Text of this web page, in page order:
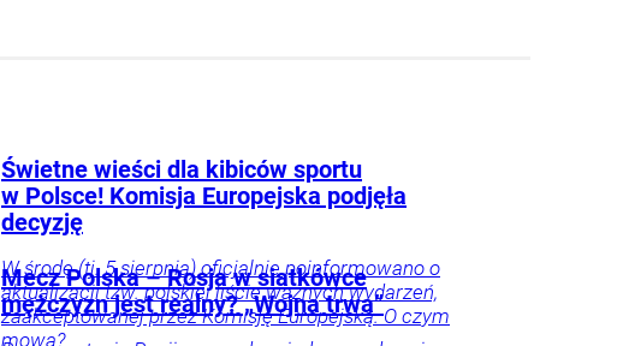
Świetne wieści dla kibiców sportu
w Polsce! Komisja Europejska podjęła
decyzję
W środę (tj. 5 sierpnia) oficjalnie poinformowano o
aktualizacji tzw. polskiej liście ważnych wydarzeń,
zaakceptowanej przez Komisję Europejską. O czym
mowa?
Mecz Polska – Rosja w siatkówce
mężczyzn jest realny? „Wojna trwa”